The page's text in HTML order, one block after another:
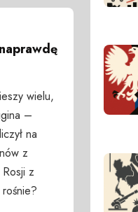
wielu,
–
na
z
z